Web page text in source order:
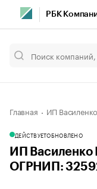
РБК
Главная ИП
ДЕЙСТВУЕТОБНОВЛЕНО
ИП
ОГРНИП: